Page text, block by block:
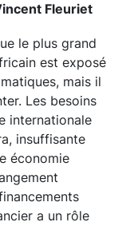
Fleuriet
le plus grand
est exposé
mais il
Les besoins
internationale
insuffisante
économie
a un rôle